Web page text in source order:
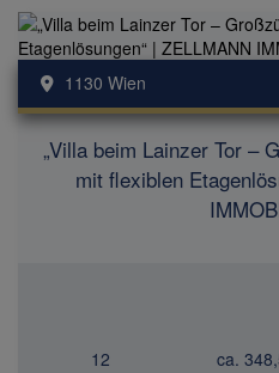
„Villa beim Lainzer Tor –
mit flexiblen
1130 Wien
12 ca.